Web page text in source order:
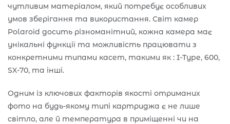
чутливим матеріалом, який потребує особливих
умов зберігання та використання. Світ камер
Polaroid досить різноманітний, кожна камера має
унікальні функції та можливість працювати з
конкретними типами касет, такими як : I-Type, 600,
SX-70, та інші.
Одним із ключових факторів якості отриманих
фото на будь-якому типі картриджа є не лише
світло, але й температура в приміщенні чи на